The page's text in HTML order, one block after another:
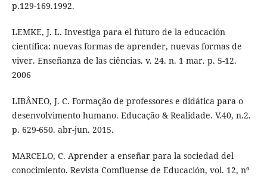
p.129-169.1992.
LEMKE, J. L. Investiga para el futuro de la educación
científica: nuevas formas de aprender, nuevas formas de
viver. Enseñanza de las ciências. v. 24. n. 1 mar. p. 5-12.
2006
LIBÂNEO, J. C. Formação de professores e didática para o
desenvolvimento humano. Educação & Realidade. V.40, n.2.
p. 629-650. abr-jun. 2015.
MARCELO, C. Aprender a enseñar para la sociedad del
conocimiento. Revista Comfluense de Educación, vol. 12, nº